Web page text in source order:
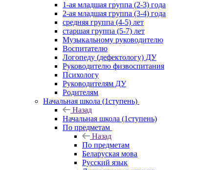
1-ая младшая группа (2-3) года
2-ая младшая группа (3-4) года
средняя группа (4-5) лет
старшая группа (5-7) лет
Музыкальному руководителю
Воспитателю
Логопеду (дефектологу) ДУ
Руководителю физвоспитания
Психологу
Руководителям ДУ
Родителям
Начальная школа (1ступень)
Назад
Начальная школа (1ступень)
По предметам
Назад
По предметам
Беларуская мова
Русский язык